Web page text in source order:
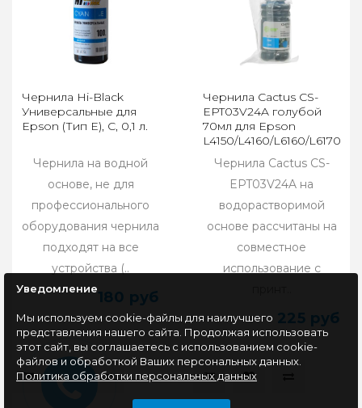
Чернила Hi-Black
Универсальные для
Epson (Тип E), C, 0,1 л.
Чернила на водной
основе, не для
профессионального
оборудования чернила
подходят на все
устройства (..
180 руб
Чернила Cactus CS-
EPT03V24A голубой
70мл для Epson
L4150/L4160/L6160/L6170
Чернила Cactus CS-
EPT03V24A на
водорастворимой
основе рассчитаны на
совместное
использование с
225 руб
Уведомление
Мы используем cookie-файлы для наилучшего
представления нашего сайта. Продолжая использовать
этот сайт, вы соглашаетесь с использованием cookie-
файлов и обработкой Ваших персональных данных.
Политика обработки персональных данных